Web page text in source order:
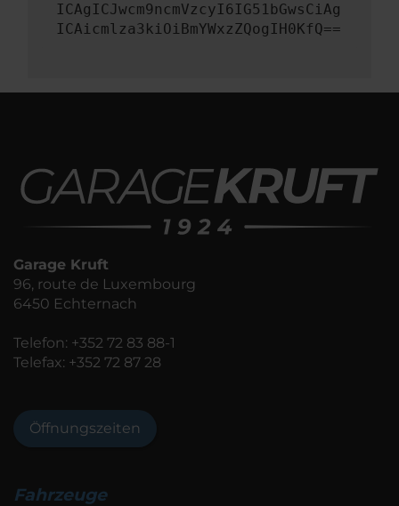
ICAgICJwcm9ncmVzcyI6IG51bGwsCiAg
ICAicmlza3kiOiBmYWxzZQogIH0KfQ==
Garage Kruft
96, route de Luxembourg
6450 Echternach
Telefon: +352 72 83 88-1
Telefax: +352 72 87 28
Öffnungszeiten
Fahrzeuge